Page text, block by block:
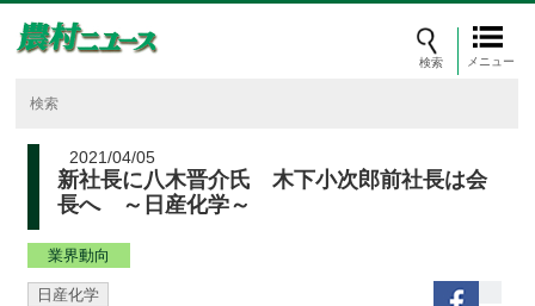
メニュー
2021/04/05
新社長に八木晋介氏 木下小次郎前社長は会
長へ ～日産化学～
業界動向
日産化学